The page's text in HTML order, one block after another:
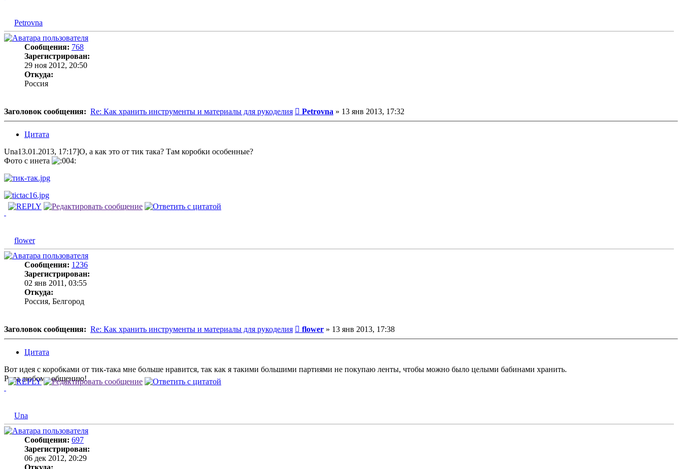
Petrovna
Сообщения: 768
Зарегистрирован:
29 ноя 2012, 20:50
Откуда:
Россия
Заголовок сообщения: Re: Как хранить инструменты и материалы для рукоделия Сообщение
Petrovna » 13 янв 2013, 17:32
Цитата
Una13.01.2013, 17:17]О, а как это от тик така? Там коробки особенные?
Фото с инета
flower
Сообщения: 1236
Зарегистрирован:
02 янв 2011, 03:55
Откуда:
Россия, Белгород
Заголовок сообщения: Re: Как хранить инструменты и материалы для рукоделия Сообщение
flower » 13 янв 2013, 17:38
Цитата
Вот идея с коробками от тик-така мне больше нравится, так как я такими большими партиями не покупаю ленты, чтобы можно было целыми бабинами хранить.
Рада любому общению!
Una
Сообщения: 697
Зарегистрирован:
06 дек 2012, 20:29
Откуда: